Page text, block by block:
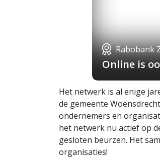
Rabobank
Online is
Het netwerk is al enige
de gemeente
ondernemers en
het netwerk nu actief op
gesloten beurzen. Het
organisaties!